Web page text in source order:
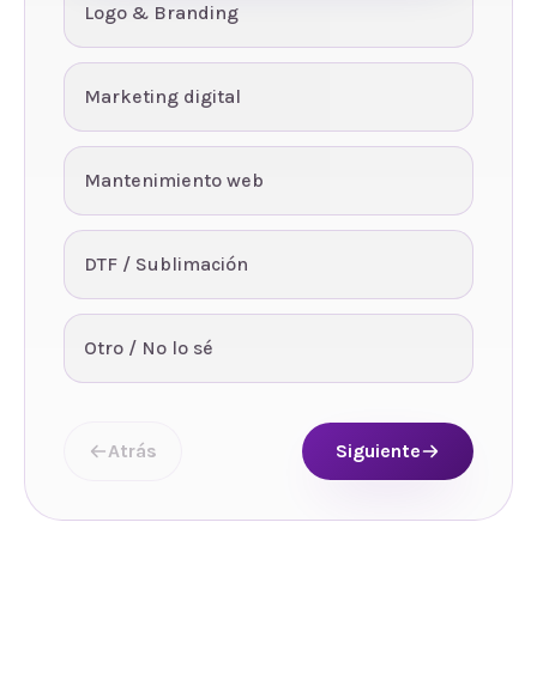
Logo & Branding
Marketing digital
Mantenimiento web
DTF / Sublimación
Otro / No lo sé
Atrás Siguiente